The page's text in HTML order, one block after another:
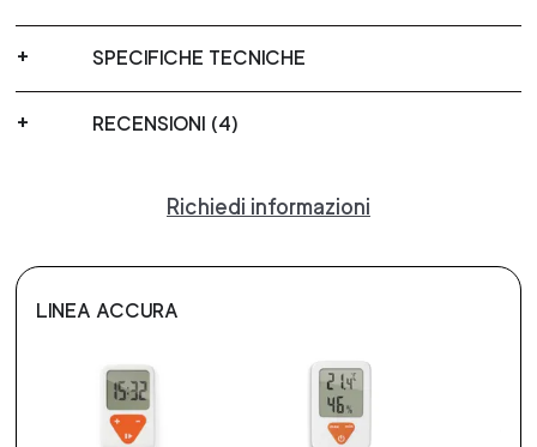
SPECIFICHE TECNICHE
RECENSIONI (4)
Richiedi informazioni
LINEA ACCURA